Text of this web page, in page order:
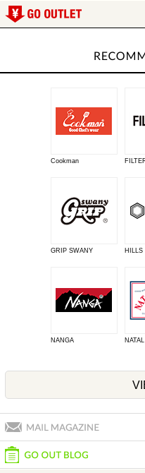
Cookman
GRIP SWANY HILLS
NANGA